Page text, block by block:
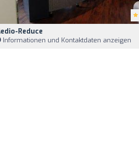
Reduce
Informationen und Kontaktdaten anzeigen